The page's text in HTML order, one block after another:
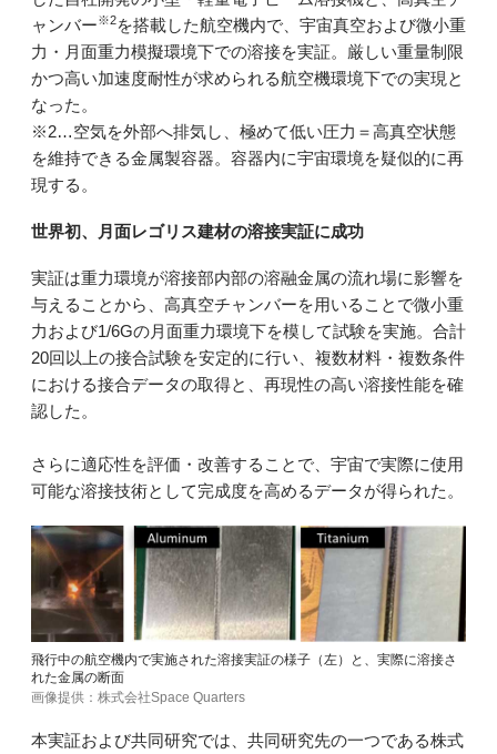
ャンバー※2を搭載した航空機内で、宇宙真空および微小重
力・月面重力模擬環境下での溶接を実証。厳しい重量制限
かつ高い加速度耐性が求められる航空機環境下での実現と
なった。
※2…空気を外部へ排気し、極めて低い圧力＝高真空状態
を維持できる金属製容器。容器内に宇宙環境を疑似的に再
現する。
世界初、月面レゴリス建材の溶接実証に成功
実証は重力環境が溶接部内部の溶融金属の流れ場に影響を
与えることから、高真空チャンバーを用いることで微小重
力および1/6Gの月面重力環境下を模して試験を実施。合計
20回以上の接合試験を安定的に行い、複数材料・複数条件
における接合データの取得と、再現性の高い溶接性能を確
認した。
さらに適応性を評価・改善することで、宇宙で実際に使用
可能な溶接技術として完成度を高めるデータが得られた。
飛行中の航空機内で実施された溶接実証の様子（左）と、実際に溶接さ
れた金属の断面
画像提供：株式会社Space Quarters
本実証および共同研究では、共同研究先の一つである株式